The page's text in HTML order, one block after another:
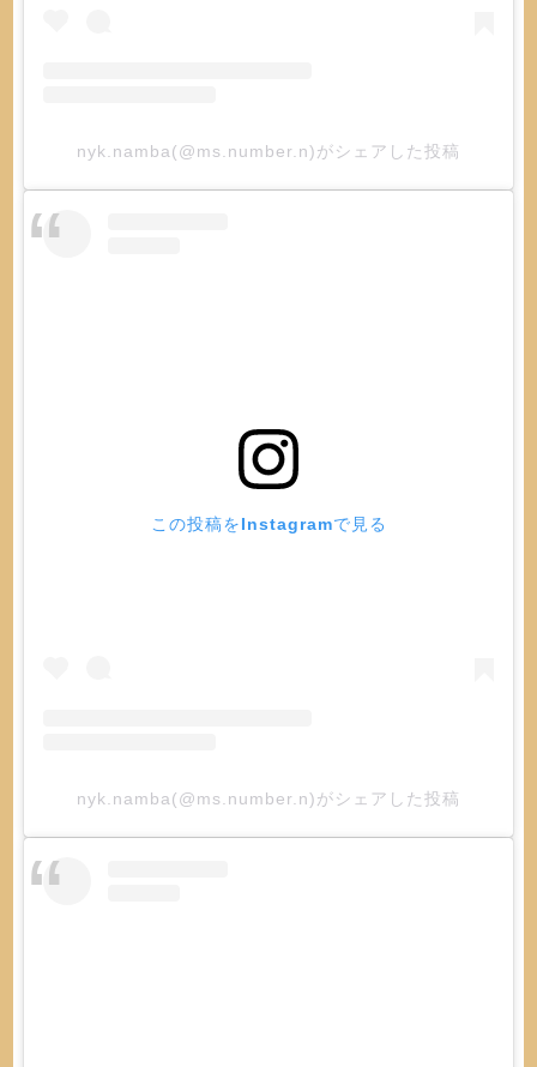
nyk.namba(@ms.number.n)がシェアした投稿
この投稿をInstagramで見る
nyk.namba(@ms.number.n)がシェアした投稿